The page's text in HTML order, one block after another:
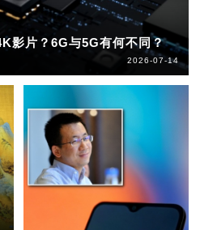
影片？6G与5G有何不同？
2026-07-14